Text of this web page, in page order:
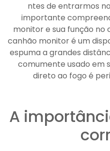
ntes de entrarmos
importante
monitor e sua função no
canhão monitor é um
espuma a grandes
comumente usado em
direto ao fogo é
A